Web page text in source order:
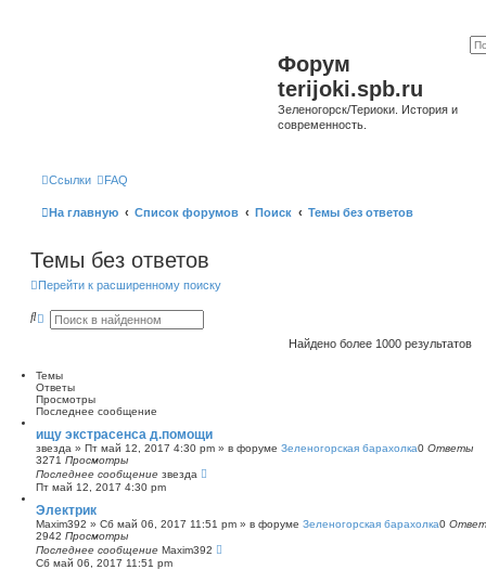
Форум
terijoki.spb.ru
Зеленогорск/Териоки. История и
современность.
Ссылки FAQ
На главную Список форумов Поиск Темы без ответов
Темы без ответов
Перейти к расширенному поиску
П Р
р
е
н
н
ы
й
п
о
и
к
Найдено более 1000 результатов
Темы
Ответы
Просмотры
Последнее сообщение
ищу экстрасенса д.помощи
звезда » Пт май 12, 2017 4:30 pm » в форуме Зеленогорская барахолка0 Ответы
3271 Просмотры
Последнее сообщение звезда
Пт май 12, 2017 4:30 pm
Электрик
Maxim392 » Сб май 06, 2017 11:51 pm » в форуме Зеленогорская барахолка0
2942 Просмотры
Последнее сообщение Maxim392
Сб май 06, 2017 11:51 pm